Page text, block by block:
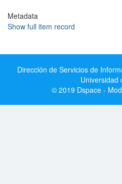
Metadata
Show full item record
Dirección de Servicios de
Universidad
© 2019 Dspace -